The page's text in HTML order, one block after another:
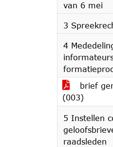
van 6 mei
3
4
brief
(003)
5 Instellen
raadsleden